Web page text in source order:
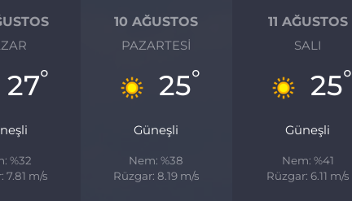
27°
%32
7.81 m/s
10 AĞUSTOS
PAZARTESI
25°
Güneşli
Nem: %38
Rüzgar: 8.19 m/s
11 AĞUSTOS
SALI
25°
Güneşli
Nem: %41
Rüzgar: 6.11 m/s